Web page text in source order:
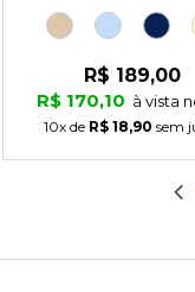
R$ 189,00
R$ 170,10 à vista
10x de R$ 18,90 sem